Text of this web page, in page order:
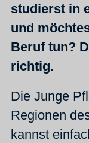
studierst in
und
Beruf tun?
richtig.
Die Junge
Regionen
kannst